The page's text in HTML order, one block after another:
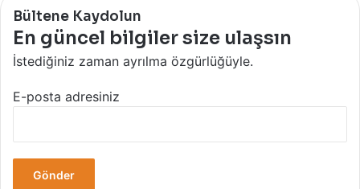
Bültene Kaydolun
En güncel bilgiler size ulaşsın
İstediğiniz zaman ayrılma özgürlüğüyle.
E-posta adresiniz